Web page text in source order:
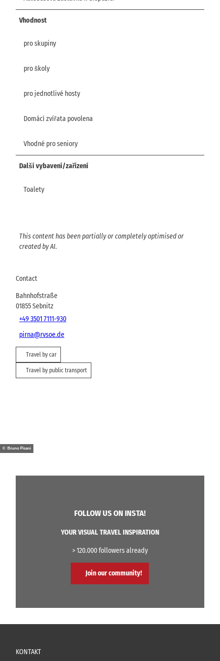
Vhodnost
pro skupiny
pro školy
pro jednotlivé hosty
Domácí zvířata povolena
Vhodné pro seniory
Další vybavení/zařízení
Toalety
This content has been partially or completely optimised or
created by AI.
Contact
Bahnhofstraße
01855Sebnitz
+49 3501 7111-930
pirna@rvsoe.de
Travel by car
Travel by public transport
© Bruno Pisani
FOLLOW US ON INSTA!
YOUR VISUAL TRAVEL INSPIRATION
> 120.000 followers already
Join our community!
KONTAKT